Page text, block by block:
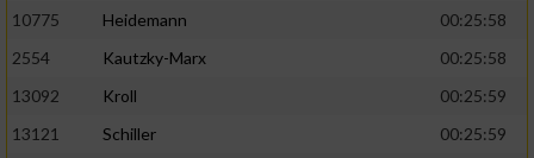
10775
Heidemann
00:25:58
2554
Kautzky-Marx
00:25:58
13092
Kroll
00:25:59
13121
Schiller
00:25:59
Verwendung reduzierter Daten zur Auswahl
Verwendung genauer Standortdaten